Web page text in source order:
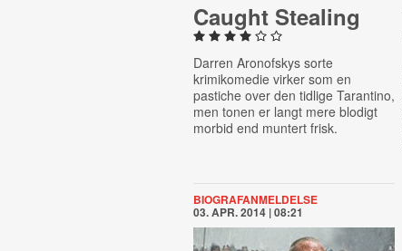
Caught Stealing
Darren Aronofskys sorte
krimikomedie virker som en
pastiche over den tidlige Tarantino,
men tonen er langt mere blodigt
morbid end muntert frisk.
BIOGRAFANMELDELSE
03. APR. 2014 | 08:21